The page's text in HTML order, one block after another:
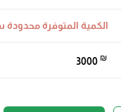
الكمية المتوفرة محدودة
3000 ₪